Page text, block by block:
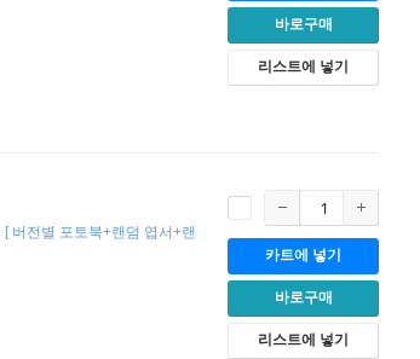
바로구매
리스트에 넣기
[ 버전별 포토북+랜덤 엽서+랜
카트에 넣기
바로구매
리스트에 넣기